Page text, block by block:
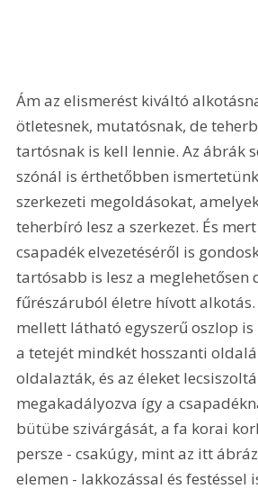
Ám az elismerést kiváltó
ötletesnek, mutatósnak, de
tartósnak is kell lennie. Az ábrák
szónál is érthetőbben
szerkezeti megoldásokat,
teherbíró lesz a szerkezet. És
csapadék elvezetéséről is
tartósabb is lesz a meglehetősen
fűrészáruból életre hívott
mellett látható egyszerű oszlop
a tetejét mindkét hosszanti
oldalazták, és az éleket
megakadályozva így a
bütübe szivárgását, a fa korai
persze - csakúgy, mint az itt
elemen - lakkozással és festéssel